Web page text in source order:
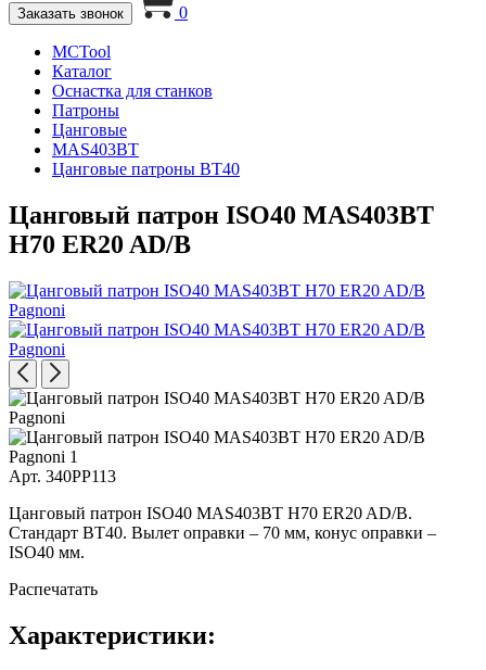
Заказать звонок 0
MCTool
Каталог
Оснастка для станков
Патроны
Цанговые
MAS403BT
Цанговые патроны BT40
Цанговый патрон ISO40 MAS403BT
H70 ER20 AD/B
Арт. 340PP113
Цанговый патрон ISO40 MAS403BT H70 ER20 AD/B.
Стандарт BT40. Вылет оправки – 70 мм, конус оправки –
ISO40 мм.
Распечатать
Характеристики: